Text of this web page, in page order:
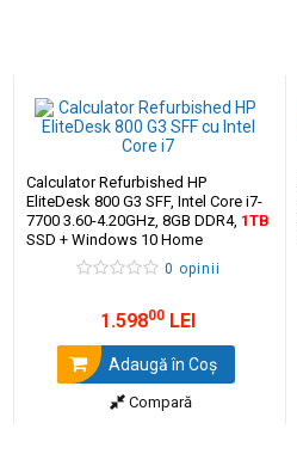
Calculator Refurbished HP
EliteDesk 800 G3 SFF, Intel Core i7-
7700 3.60-4.20GHz, 8GB DDR4, 1TB
SSD + Windows 10 Home
0 opinii
1.59800 LEI
Adaugă în Coş
Compară